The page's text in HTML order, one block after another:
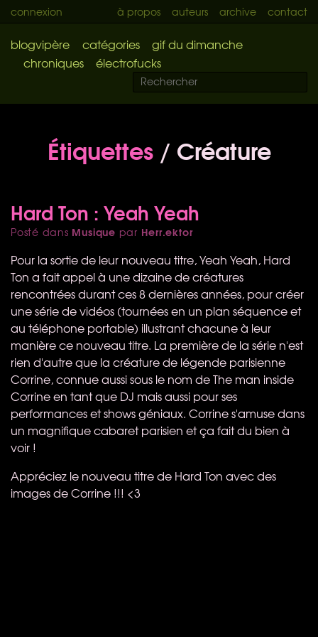
connexion à propos auteurs archive contact
blogvipère catégories
gif du dimanche
chroniques
électrofucks
Étiquettes/ Créature
Hard Ton : Yeah Yeah
Posté dans Musique par Herr.ektor
Pour la sortie de leur nouveau titre, Yeah Yeah, Hard
Ton a fait appel à une dizaine de créatures
rencontrées durant ces 8 dernières années, pour créer
une série de vidéos (tournées en un plan séquence et
au téléphone portable) illustrant chacune à leur
manière ce nouveau titre. La première de la série n'est
rien d'autre que la créature de légende parisienne
Corrine, connue aussi sous le nom de The man inside
Corrine en tant que DJ mais aussi pour ses
performances et shows géniaux. Corrine s'amuse dans
un magnifique cabaret parisien et ça fait du bien à
voir !
Appréciez le nouveau titre de Hard Ton avec des
images de Corrine !!! <3